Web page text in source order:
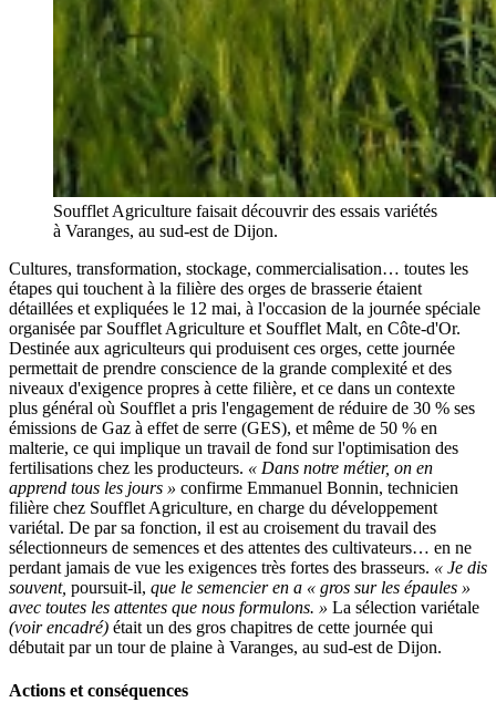
Soufflet Agriculture faisait découvrir des essais variétés
à Varanges, au sud-est de Dijon.
Cultures, transformation, stockage, commercialisation… toutes les
étapes qui touchent à la filière des orges de brasserie étaient
détaillées et expliquées le 12 mai, à l'occasion de la journée spéciale
organisée par Soufflet Agriculture et Soufflet Malt, en Côte-d'Or.
Destinée aux agriculteurs qui produisent ces orges, cette journée
permettait de prendre conscience de la grande complexité et des
niveaux d'exigence propres à cette filière, et ce dans un contexte
plus général où Soufflet a pris l'engagement de réduire de 30 % ses
émissions de Gaz à effet de serre (GES), et même de 50 % en
malterie, ce qui implique un travail de fond sur l'optimisation des
fertilisations chez les producteurs. « Dans notre métier, on en
apprend tous les jours » confirme Emmanuel Bonnin, technicien
filière chez Soufflet Agriculture, en charge du développement
variétal. De par sa fonction, il est au croisement du travail des
sélectionneurs de semences et des attentes des cultivateurs… en ne
perdant jamais de vue les exigences très fortes des brasseurs. « Je dis
souvent, poursuit-il, que le semencier en a « gros sur les épaules »
avec toutes les attentes que nous formulons. » La sélection variétale
(voir encadré) était un des gros chapitres de cette journée qui
débutait par un tour de plaine à Varanges, au sud-est de Dijon.
Actions et conséquences